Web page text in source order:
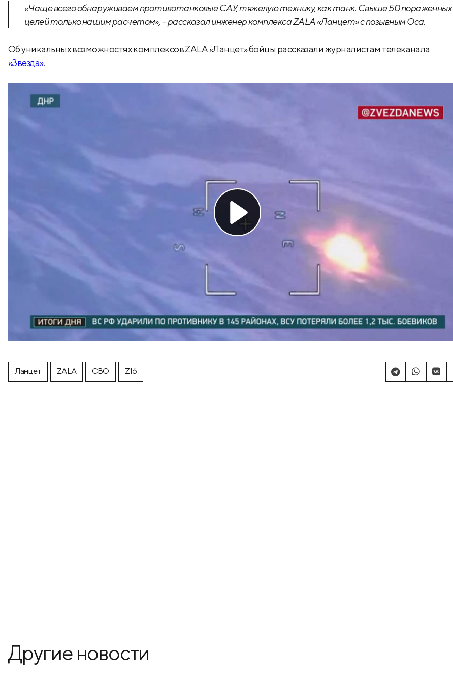
«Чаще всего обнаруживаем противотанковые САУ, тяжелую технику, как танк. Свыше 50 пораженных
целей только нашим расчетом», – рассказал инженер комплекса ZALA «Ланцет» с позывным Оса.
Об уникальных возможностях комплексов ZALA «Ланцет» бойцы рассказали журналистам телеканала
«Звезда».
Ланцет ZALA СВО Z16
Другие новости